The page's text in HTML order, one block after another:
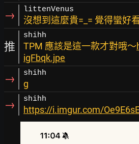
→ littenVenus
沒想到這麼貴=_= 覺得蠻好
推
shihh
TPM 應該是這一款才對哦～
igFbqk.jpe
→ shihh
g
→ shihh
https://i.imgur.com/